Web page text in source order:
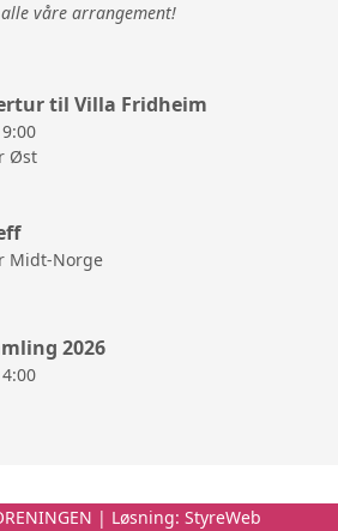
våre arrangement!
til Villa Fridheim
Øst
Midt-Norge
2026
| Løsning: StyreWeb